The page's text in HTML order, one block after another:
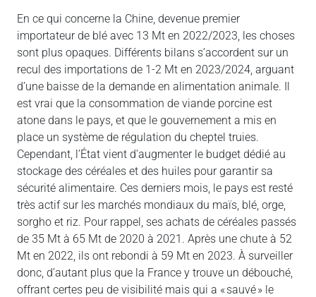
En ce qui concerne la Chine, devenue premier
importateur de blé avec 13 Mt en 2022/2023, les choses
sont plus opaques. Différents bilans s’accordent sur un
recul des importations de 1-2 Mt en 2023/2024, arguant
d’une baisse de la demande en alimentation animale. Il
est vrai que la consommation de viande porcine est
atone dans le pays, et que le gouvernement a mis en
place un système de régulation du cheptel truies.
Cependant, l’État vient d’augmenter le budget dédié au
stockage des céréales et des huiles pour garantir sa
sécurité alimentaire. Ces derniers mois, le pays est resté
très actif sur les marchés mondiaux du maïs, blé, orge,
sorgho et riz. Pour rappel, ses achats de céréales passés
de 35 Mt à 65 Mt de 2020 à 2021. Après une chute à 52
Mt en 2022, ils ont rebondi à 59 Mt en 2023. À surveiller
donc, d’autant plus que la France y trouve un débouché,
offrant certes peu de visibilité mais qui a « sauvé » le